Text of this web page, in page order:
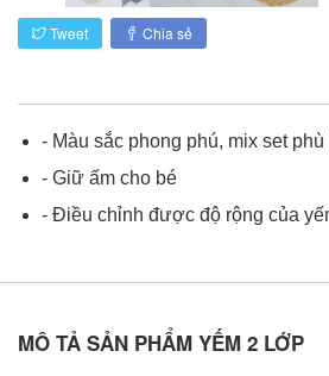
Tweet Chia sẻ
- Màu sắc phong phú, mix set
- Giữ ấm cho bé
- Điều chỉnh được độ rộng của
MÔ TẢ SẢN PHẨM YẾM 2 LỚP